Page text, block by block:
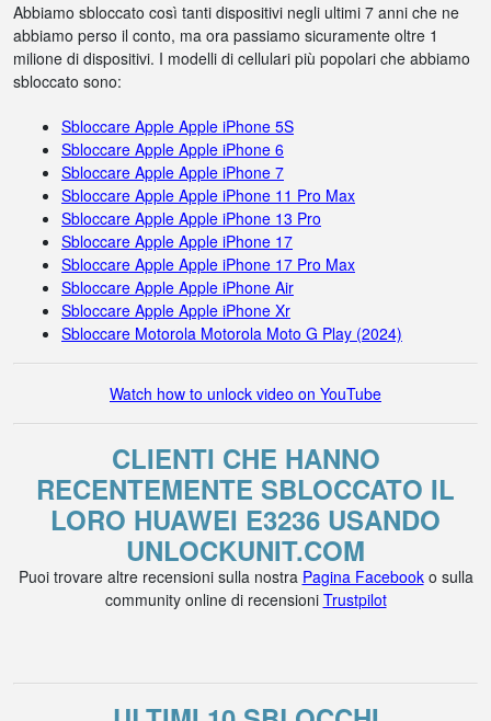
Abbiamo sbloccato così tanti dispositivi negli ultimi 7 anni che ne
abbiamo perso il conto, ma ora passiamo sicuramente oltre 1
milione di dispositivi. I modelli di cellulari più popolari che abbiamo
sbloccato sono:
Sbloccare Apple Apple iPhone 5S
Sbloccare Apple Apple iPhone 6
Sbloccare Apple Apple iPhone 7
Sbloccare Apple Apple iPhone 11 Pro Max
Sbloccare Apple Apple iPhone 13 Pro
Sbloccare Apple Apple iPhone 17
Sbloccare Apple Apple iPhone 17 Pro Max
Sbloccare Apple Apple iPhone Air
Sbloccare Apple Apple iPhone Xr
Sbloccare Motorola Motorola Moto G Play (2024)
Watch how to unlock video on YouTube
CLIENTI CHE HANNO
RECENTEMENTE SBLOCCATO IL
LORO HUAWEI E3236 USANDO
UNLOCKUNIT.COM
Puoi trovare altre recensioni sulla nostra Pagina Facebooko sulla
community online di recensioni Trustpilot